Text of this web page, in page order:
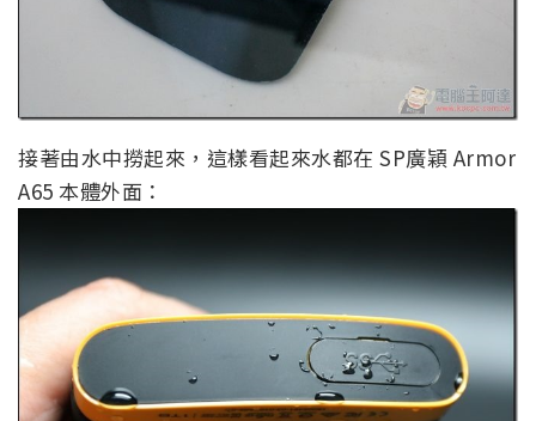
接著由水中撈起來，這樣看起來水都在 SP廣穎 Armor
A65 本體外面：